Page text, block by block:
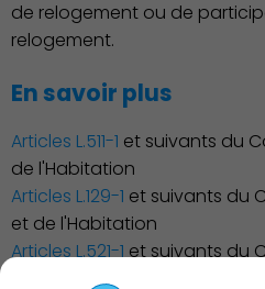
de relogement ou de
relogement.
En savoir plus
Articles L.511-1 et suivants du
de l'Habitation
Articles L.129-1 et suivants du
et de l'Habitation
Articles L.521-1 et suivants du
et de l'Habitation